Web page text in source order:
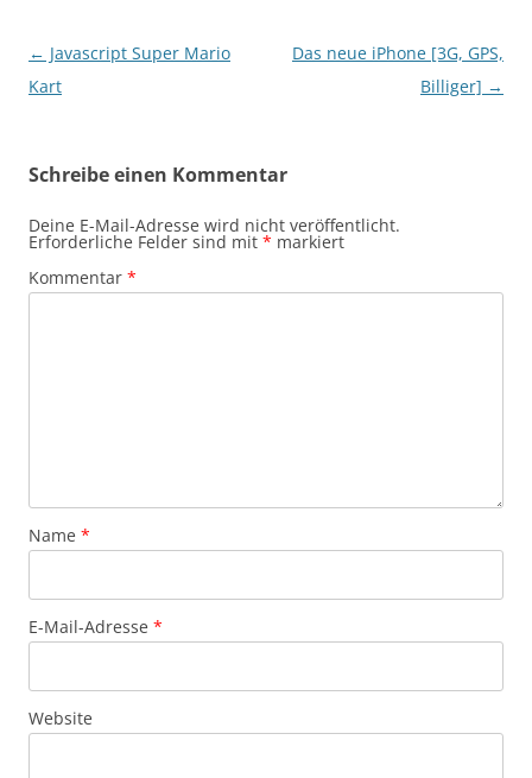
Beitragsnavigation
← Javascript Super Mario
Kart
Das neue iPhone [3G, GPS,
Billiger] →
Schreibe einen Kommentar
Deine E-Mail-Adresse wird nicht veröffentlicht.
Erforderliche Felder sind mit * markiert
Kommentar *
Name *
E-Mail-Adresse *
Website